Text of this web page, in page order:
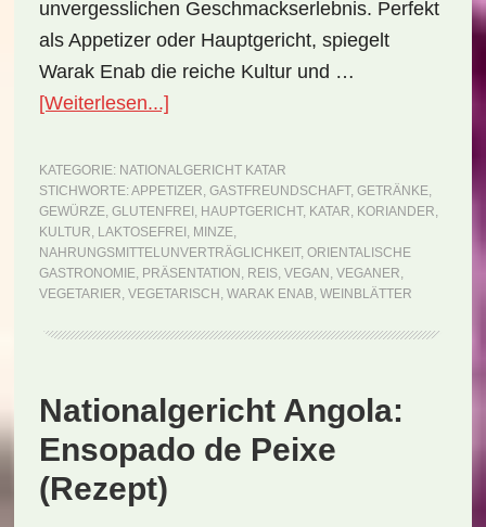
unvergesslichen Geschmackserlebnis. Perfekt
als Appetizer oder Hauptgericht, spiegelt
Warak Enab die reiche Kultur und …
[Weiterlesen...]ÜberNationalgericht
Warak
Enab
(Rezept)
KATEGORIE: NATIONALGERICHT KATAR
STICHWORTE: APPETIZER, GASTFREUNDSCHAFT, GETRÄNKE,
GEWÜRZE, GLUTENFREI , HAUPTGERICHT, KATAR, KORIANDER,
KULTUR, LAKTOSEFREI , MINZE,
NAHRUNGSMITTELUNVERTRÄGLICHKEIT, ORIENTALISCHE
GASTRONOMIE, PRÄSENTATION , REIS, VEGAN , VEGANER,
VEGETARIER, VEGETARISCH , WARAK ENAB, WEINBLÄTTER
Nationalgericht Angola:
Ensopado de Peixe
(Rezept)